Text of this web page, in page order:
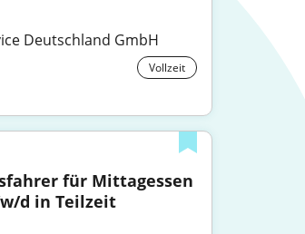
Deutschland GmbH
Vollzeit
für Mittagessen
d in Teilzeit